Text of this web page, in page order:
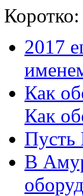
Коротко:
2017
Как
Как
В